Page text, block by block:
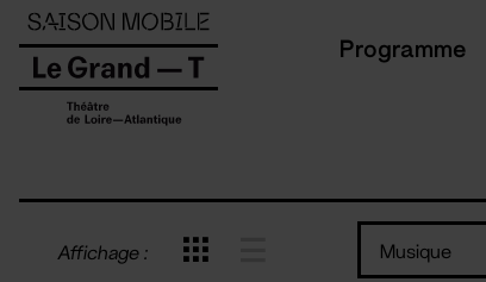
Programme
Affichage : Musique
Panneau de gestion des cookies